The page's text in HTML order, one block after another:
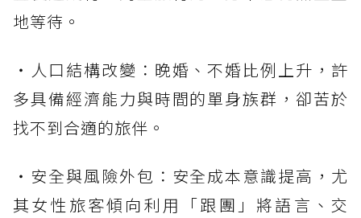
地等待。
・人口結構改變：晚婚、不婚比例上升，許
多具備經濟能力與時間的單身族群，卻苦於
找不到合適的旅伴。
・安全與風險外包：安全成本意識提高，尤
其女性旅客傾向利用「跟團」將語言、交